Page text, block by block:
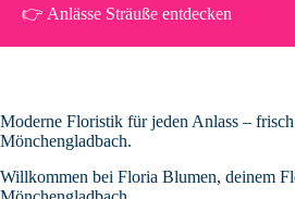
👉 Anlässe Sträuße entdecken
Moderne Floristik für jeden Anlass –
Mönchengladbach.
Willkommen bei Floria Blumen, deinem